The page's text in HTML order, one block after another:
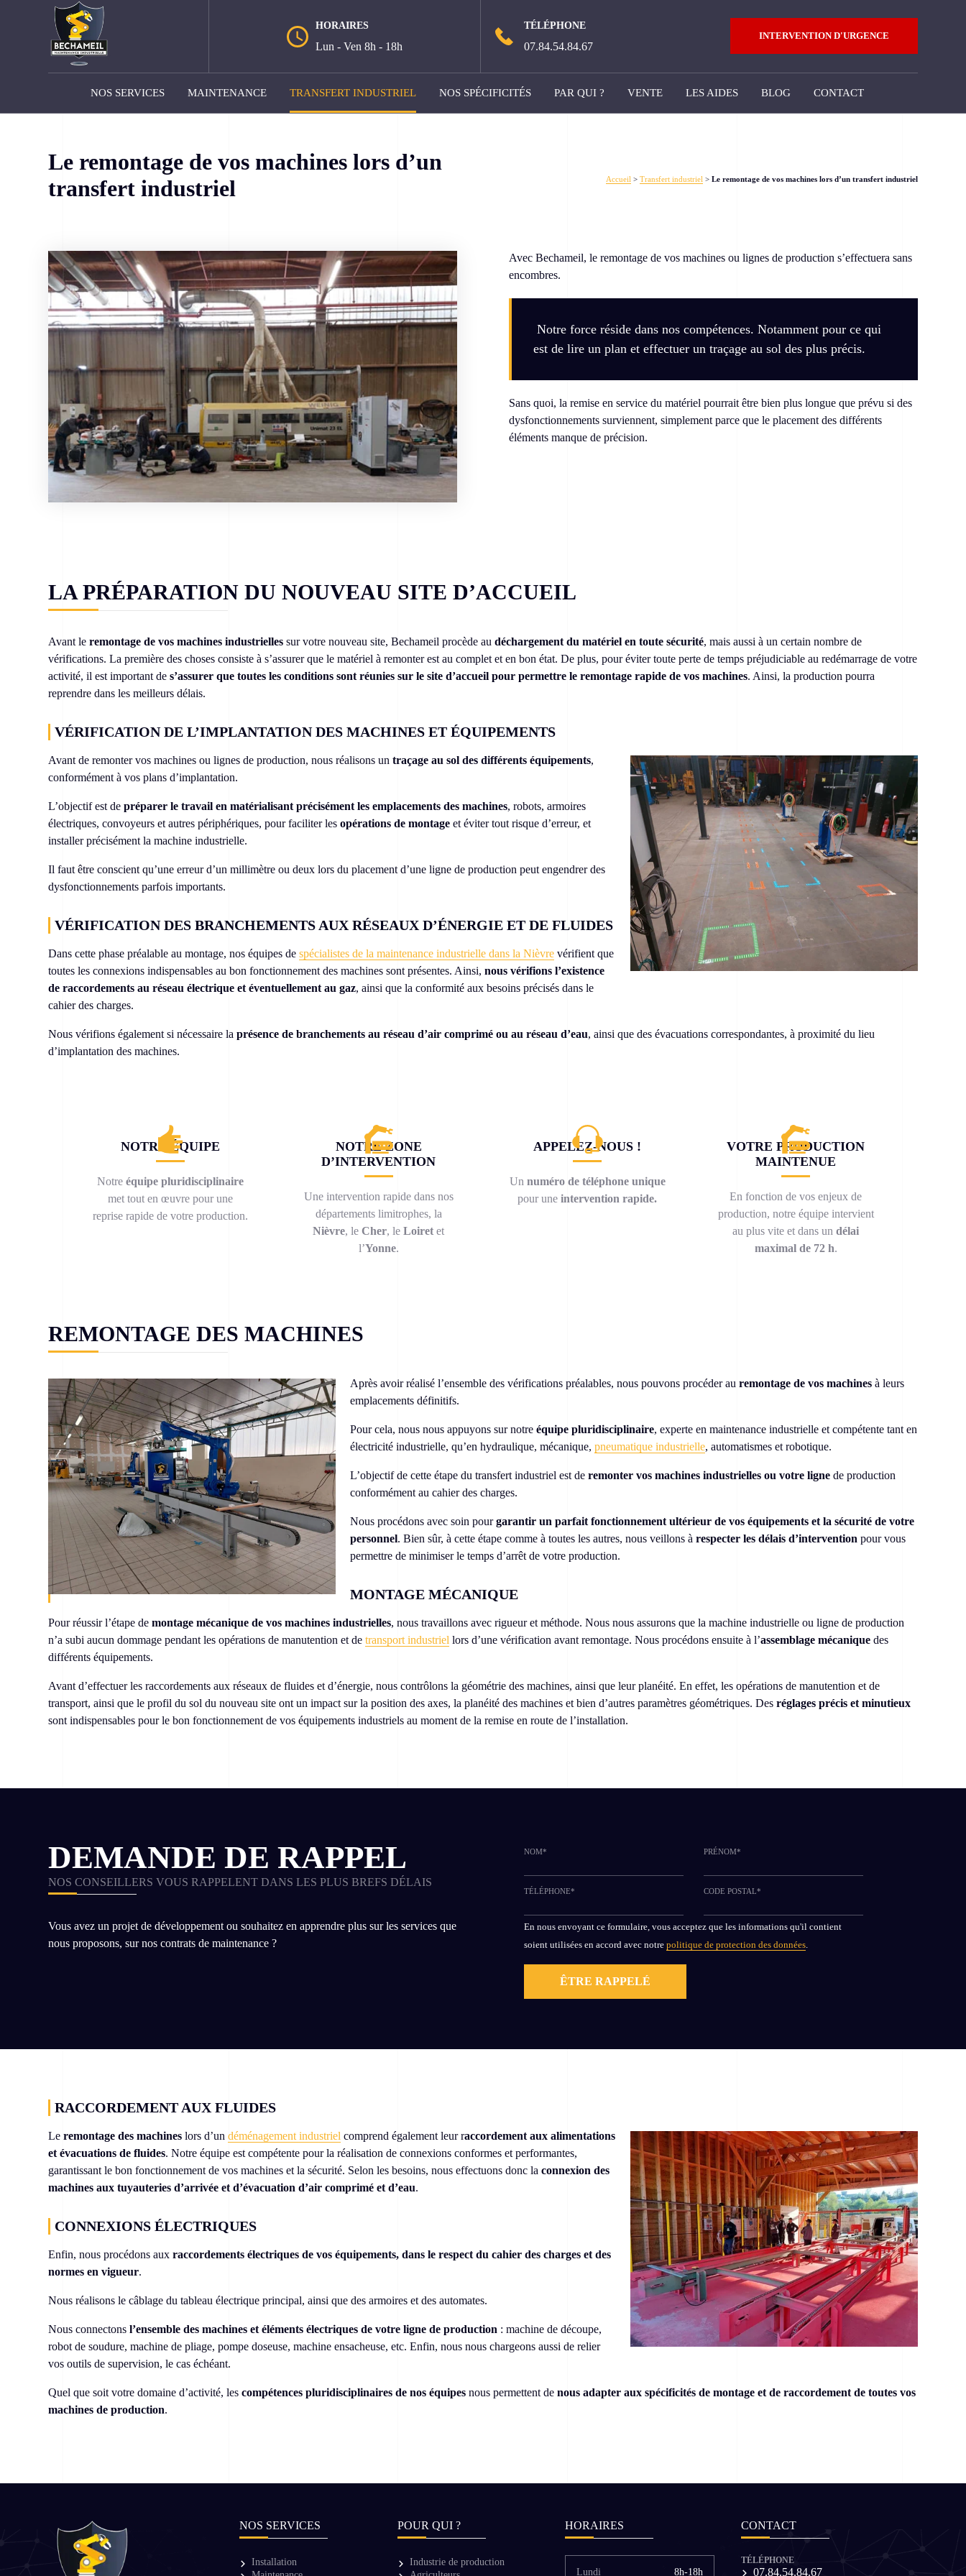
HORAIRES
Lun - Ven 8h - 18h
TÉLÉPHONE
07.84.54.84.67
INTERVENTION D'URGENCE
NOS SERVICES MAINTENANCE TRANSFERT INDUSTRIEL NOS SPÉCIFICITÉS PAR QUI ? VENTE LES AIDES BLOG CONTACT
Le remontage de vos machines lors d’un
transfert industriel
Accueil > Transfert industriel > Le remontage de vos machines lors d’un transfert industriel
Avec Bechameil, le remontage de vos machines ou lignes de production s’effectuera sans
encombres.
Notre force réside dans nos compétences. Notamment pour ce qui
est de lire un plan et effectuer un traçage au sol des plus précis.
Sans quoi, la remise en service du matériel pourrait être bien plus longue que prévu si des
dysfonctionnements surviennent, simplement parce que le placement des différents
éléments manque de précision.
LA PRÉPARATION DU NOUVEAU SITE D’ACCUEIL
Avant leremontage de vos machines industrielles sur votre nouveau site, Bechameil procède audéchargement du matériel en toute sécurité, mais aussi à un certain nombre de
vérifications. La première des choses consiste à s’assurer que le matériel à remonter est au complet et en bon état. De plus, pour éviter toute perte de temps préjudiciable au redémarrage de votre
activité, il est important des’assurer que toutes les conditions sont réunies sur le site d’accueil pour permettre le remontage rapide de vos machines. Ainsi, la production pourra
reprendre dans les meilleurs délais.
VÉRIFICATION DE L’IMPLANTATION DES MACHINES ET ÉQUIPEMENTS
Avant de remonter vos machines ou lignes de production, nous réalisons untraçage au sol des différents équipements,
conformément à vos plans d’implantation.
L’objectif est depréparer le travail en matérialisant précisément les emplacements des machines, robots, armoires
électriques, convoyeurs et autres périphériques, pour faciliter lesopérations de montage et éviter tout risque d’erreur, et
installer précisément la machine industrielle.
Il faut être conscient qu’une erreur d’un millimètre ou deux lors du placement d’une ligne de production peut engendrer des
dysfonctionnements parfois importants.
VÉRIFICATION DES BRANCHEMENTS AUX RÉSEAUX D’ÉNERGIE ET DE FLUIDES
Dans cette phase préalable au montage, nos équipes despécialistes de la maintenance industrielle dans la Nièvre vérifient que
toutes les connexions indispensables au bon fonctionnement des machines sont présentes. Ainsi,nous vérifions l’existence
de raccordements au réseau électrique et éventuellement au gaz, ainsi que la conformité aux besoins précisés dans le
cahier des charges.
Nous vérifions également si nécessaire laprésence de branchements au réseau d’air comprimé ou au réseau d’eau, ainsi que des évacuations correspondantes, à proximité du lieu
d’implantation des machines.
NOTRE ÉQUIPE
Notre équipe pluridisciplinaire
met tout en œuvre pour une
reprise rapide de votre production.
NOTRE ZONE
D’INTERVENTION
Une intervention rapide dans nos
départements limitrophes, la
Nièvre, leCher, leLoiret et
l’Yonne.
APPELEZ-NOUS !
Un numéro de téléphone unique
pour uneintervention rapide.
VOTRE PRODUCTION
MAINTENUE
En fonction de vos enjeux de
production, notre équipe intervient
au plus vite et dans undélai
maximal de 72 h.
REMONTAGE DES MACHINES
Après avoir réalisé l’ensemble des vérifications préalables, nous pouvons procéder auremontage de vos machines à leurs
emplacements définitifs.
Pour cela, nous nous appuyons sur notreéquipe pluridisciplinaire, experte en maintenance industrielle et compétente tant en
électricité industrielle, qu’en hydraulique, mécanique,pneumatique industrielle, automatismes et robotique.
L’objectif de cette étape du transfert industriel est deremonter vos machines industrielles ou votre ligne de production
conformément au cahier des charges.
Nous procédons avec soin pourgarantir un parfait fonctionnement ultérieur de vos équipements et la sécurité de votre
personnel. Bien sûr, à cette étape comme à toutes les autres, nous veillons àrespecter les délais d’intervention pour vous
permettre de minimiser le temps d’arrêt de votre production.
MONTAGE MÉCANIQUE
Pour réussir l’étape demontage mécanique de vos machines industrielles, nous travaillons avec rigueur et méthode. Nous nous assurons que la machine industrielle ou ligne de production
n’a subi aucun dommage pendant les opérations de manutention et detransport industriel lors d’une vérification avant remontage. Nous procédons ensuite à l’assemblage mécanique des
différents équipements.
Avant d’effectuer les raccordements aux réseaux de fluides et d’énergie, nous contrôlons la géométrie des machines, ainsi que leur planéité. En effet, les opérations de manutention et de
transport, ainsi que le profil du sol du nouveau site ont un impact sur la position des axes, la planéité des machines et bien d’autres paramètres géométriques. Desréglages précis et minutieux
sont indispensables pour le bon fonctionnement de vos équipements industriels au moment de la remise en route de l’installation.
DEMANDE DE RAPPEL
NOS CONSEILLERS VOUS RAPPELENT DANS LES PLUS BREFS DÉLAIS
Vous avez un projet de développement ou souhaitez en apprendre plus sur les services que
nous proposons, sur nos contrats de maintenance ?
NOM* PRÉNOM*
TÉLÉPHONE* CODE POSTAL*
En nous envoyant ce formulaire, vous acceptez que les informations qu'il contient
soient utilisées en accord avec notrepolitique de protection des données.
ALTERNATIVE:
RACCORDEMENT AUX FLUIDES
Leremontage des machineslors d’undéménagement industriel comprend également leur raccordement aux alimentations
et évacuations de fluides. Notre équipe est compétente pour la réalisation de connexions conformes et performantes,
garantissant le bon fonctionnement de vos machines et la sécurité. Selon les besoins, nous effectuons donc laconnexion des
machines aux tuyauteries d’arrivée et d’évacuation d’air comprimé et d’eau.
CONNEXIONS ÉLECTRIQUES
Enfin, nous procédons auxraccordements électriques de vos équipements, dans le respect du cahier des charges et des
normes en vigueur.
Nous réalisons le câblage du tableau électrique principal, ainsi que des armoires et des automates.
Nous connectonsl’ensemble des machines et éléments électriques de votre ligne de production : machine de découpe,
robot de soudure, machine de pliage, pompe doseuse, machine ensacheuse, etc. Enfin, nous nous chargeons aussi de relier
vos outils de supervision, le cas échéant.
Quel que soit votre domaine d’activité, lescompétences pluridisciplinaires de nos équipes nous permettent denous adapter aux spécificités de montage et de raccordement de toutes vos
machines de production.
NOS SERVICES
Installation
POUR QUI ?
Industrie de production
HORAIRES
Lundi 8h-18h
CONTACT
TÉLÉPHONE
07.84.54.84.67